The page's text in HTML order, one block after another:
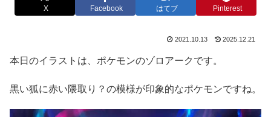
X Facebook はてブ Pinterest
2021.10.13 2025.12.21
本日のイラストは、ポケモンのゾロアークです。
黒い狐に赤い隈取り？の模様が印象的なポケモンですね。